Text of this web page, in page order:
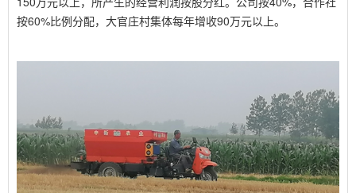
按60%比例分配，大官庄村集体每年增收90万元以上。